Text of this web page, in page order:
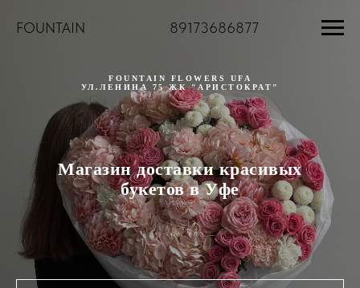
FOUNTAIN 89173686877
FOUNTAIN FLOWERS UFA
УЛ.ЛЕНИНА 75 ЖК "АРИСТОКРАТ"
Магазин доставки красивых
букетов в Уфе